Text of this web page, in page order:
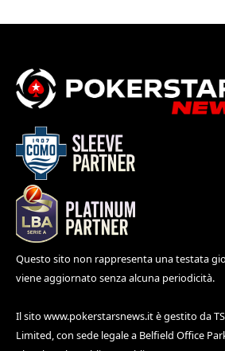
Questo sito non rappresenta una testata
viene aggiornato senza alcuna periodicità.
Il sito www.pokerstarsnews.itè gestito da
Limited, con sede legale a Belfield Office